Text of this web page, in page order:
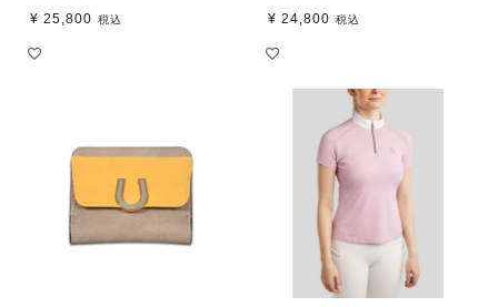
¥ 25,800 税込 ¥ 24,800 税込